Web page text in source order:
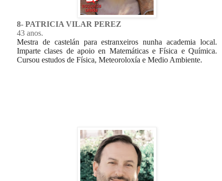
8- PATRICIA VILAR PEREZ
43 anos.
Mestra de castelán para estranxeiros nunha academia local.
Imparte clases de apoio en Matemáticas e Física e Química.
Cursou estudos de Física, Meteoroloxía e Medio Ambiente.